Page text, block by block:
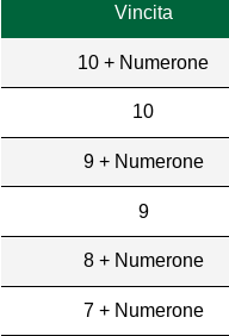
Vincita
10 + Numerone
10
9 + Numerone
9
8 + Numerone
7 + Numerone